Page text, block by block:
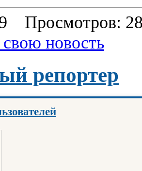
Просмотров:
новость
репортер